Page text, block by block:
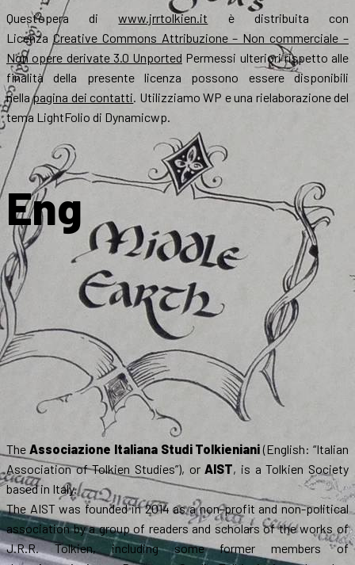
Quest’opera diwww.jrrtolkien.it è distribuita con
Licenza Creative Commons Attribuzione – Non commerciale –
Non opere derivate 3.0 Unported Permessi ulteriori rispetto alle
finalità della presente licenza possono essere disponibili
nellapagina dei contatti. Utilizziamo WP e una rielaborazione del
tema LightFolio di Dynamicwp.
Eng
The Associazione Italiana Studi Tolkieniani(English: “Italian
Association of Tolkien Studies”), orAIST, is a Tolkien Society
based in Italy.
The AIST was founded in 2014 as a non-profit and non-political
association by a group of readers and scholars of the works of
J.R.R. Tolkien, including some former members of